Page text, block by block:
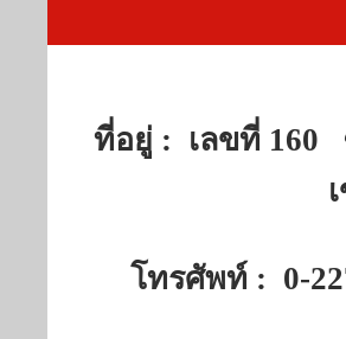
ที่อยู่ : เลขที่
โทรศัพท์ : 0-